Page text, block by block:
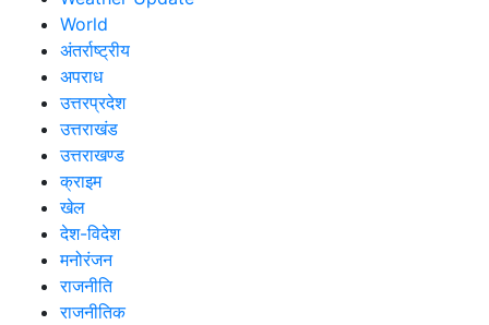
World
अंतर्राष्ट्रीय
अपराध
उत्तरप्रदेश
उत्तराखंड
उत्तराखण्ड
क्राइम
खेल
देश-विदेश
मनोरंजन
राजनीति
राजनीतिक